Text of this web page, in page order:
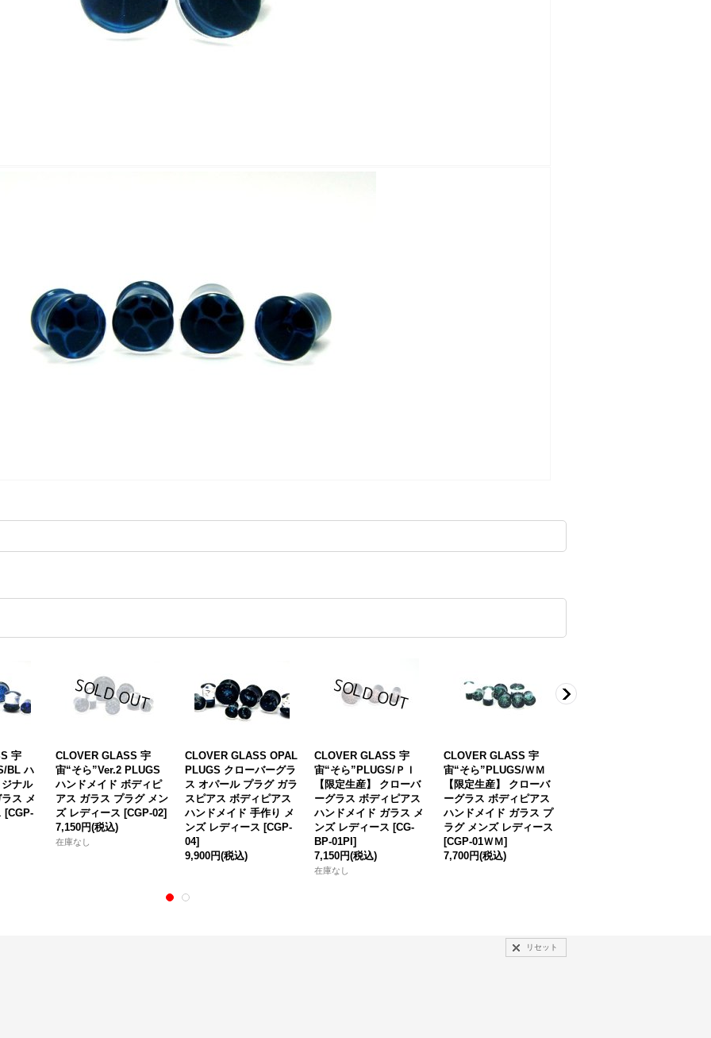
宇
BL ハ
ナル
ス メ
[CGP-
CLOVER GLASS 宇
宙“そら”Ver.2 PLUGS
ハンドメイド ボディピ
アス ガラス プラグ メン
ズ レディース [CGP-02]
7,150円(税込)
在庫なし
CLOVER GLASS OPAL
PLUGS クローバーグラ
ス オパール プラグ ガラ
スピアス ボディピアス
ハンドメイド 手作り メ
ンズ レディース [CGP-
04]
9,900円(税込)
CLOVER GLASS 宇
宙“そら”PLUGS/ＰＩ
【限定生産】 クローバ
ーグラス ボディピアス
ハンドメイド ガラス メ
ンズ レディース [CG-
BP-01PI ]
7,150円(税込)
在庫なし
CLOVER GLASS 宇
宙“そら”PLUGS/ＷＭ
【限定生産】 クローバ
ーグラス ボディピアス
ハンドメイド ガラス プ
ラグ メンズ レディース
[CGP-01ＷＭ]
7,700円(税込)
リセット